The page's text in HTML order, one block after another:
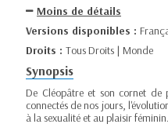
Moins de détails
Versions disponibles :
Droits : Tous Droits | Monde
Synopsis
De Cléopâtre et son cornet de
connectés de nos jours,
à la sexualité et au plaisir féminin.